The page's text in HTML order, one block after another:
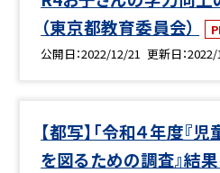
（東京都教育委員会）
公開日 2022/12/21 更新日
【都写】「令和４年度『
を図るための調査』結